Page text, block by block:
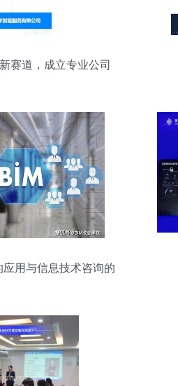
赛道，成立专业公司
用与信息技术咨询的